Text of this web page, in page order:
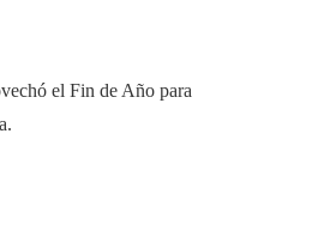
el Fin de Año para